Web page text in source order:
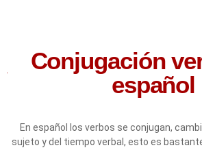
Conjugación
español
En español los verbos se conjugan,
sujeto y del tiempo verbal, esto es